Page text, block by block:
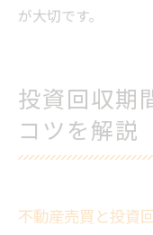
が大切です。
投資回収期
コツを解説
不動産売買と投資